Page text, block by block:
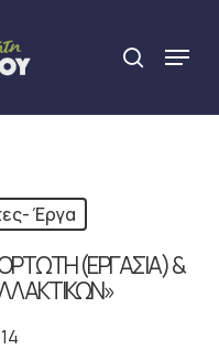
search
Menu
Έργα
(ΕΡΓΑΣΙΑ) &
Close